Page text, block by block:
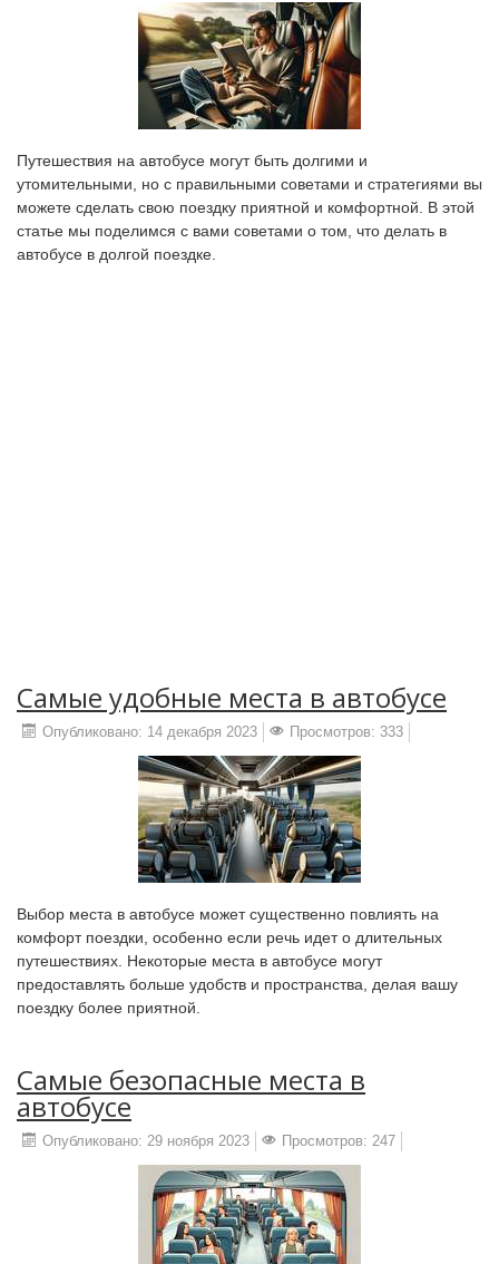
Путешествия на автобусе могут быть долгими и
утомительными, но с правильными советами и стратегиями вы
можете сделать свою поездку приятной и комфортной. В этой
статье мы поделимся с вами советами о том, что делать в
автобусе в долгой поездке.
Самые удобные места в автобусе
Опубликовано: 14 декабря 2023 Просмотров: 333
Выбор места в автобусе может существенно повлиять на
комфорт поездки, особенно если речь идет о длительных
путешествиях. Некоторые места в автобусе могут
предоставлять больше удобств и пространства, делая вашу
поездку более приятной.
Самые безопасные места в
автобусе
Опубликовано: 29 ноября 2023 Просмотров: 247